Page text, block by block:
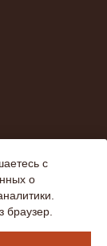
с
о
браузер.